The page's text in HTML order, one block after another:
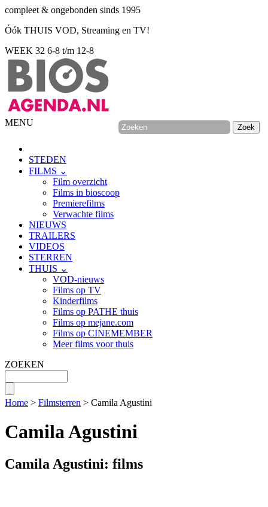
compleet & ongebonden sinds 1995
Óók THUIS VOD, Streaming en TV!
WEEK 32 6-8 t/m 12-8
MENU
STEDEN
FILMS ⌄
Film overzicht
Films in bioscoop
Premierefilms
Verwachte films
NIEUWS
TRAILERS
VIDEOS
STERREN
THUIS ⌄
VOD-nieuws
Films op TV
Kinderfilms
Films op PATHE thuis
Films op mejane.com
Films op CINEMEMBER
Meer films voor thuis
ZOEKEN
Home > Filmsterren > Camila Agustini
Camila Agustini
Camila Agustini: films